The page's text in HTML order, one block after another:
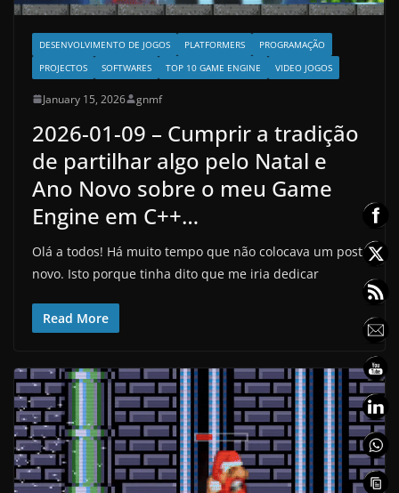
DESENVOLVIMENTO DE JOGOS PLATFORMERS
PROGRAMAÇÃO
PROJECTOS
SOFTWARES TOP 10 GAME ENGINE VIDEO JOGOS
January 15, 2026 gnmf
2026-01-09 – Cumprir a tradição
de partilhar algo pelo Natal e
Ano Novo sobre o meu Game
Engine em C++…
Olá a todos! Há muito tempo que não colocava um post
novo. Isto porque tinha dito que me iria dedicar
Read More